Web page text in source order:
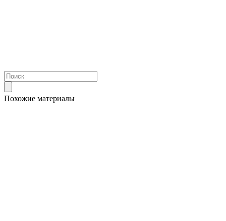
Похожие материалы